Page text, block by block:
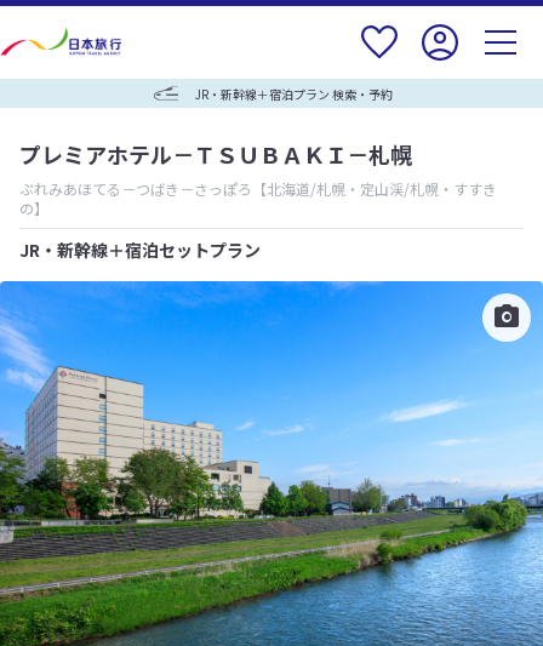
JR・新幹線＋宿泊プラン 検索・予約
プレミアホテル－ＴＳＵＢＡＫＩ－札幌
ぷれみあほてる－つばき－さっぽろ 【北海道/札幌・定山渓/札幌・すすき
の】
JR・新幹線＋宿泊セットプラン